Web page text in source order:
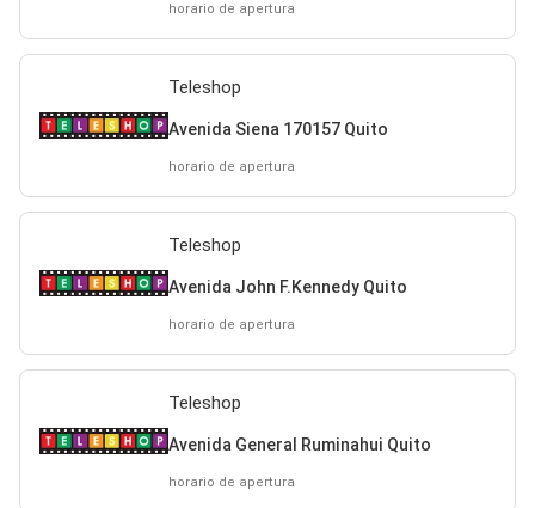
horario de apertura
Teleshop
Avenida Siena 170157 Quito
horario de apertura
Teleshop
Avenida John F.Kennedy Quito
horario de apertura
Teleshop
Avenida General Ruminahui Quito
horario de apertura